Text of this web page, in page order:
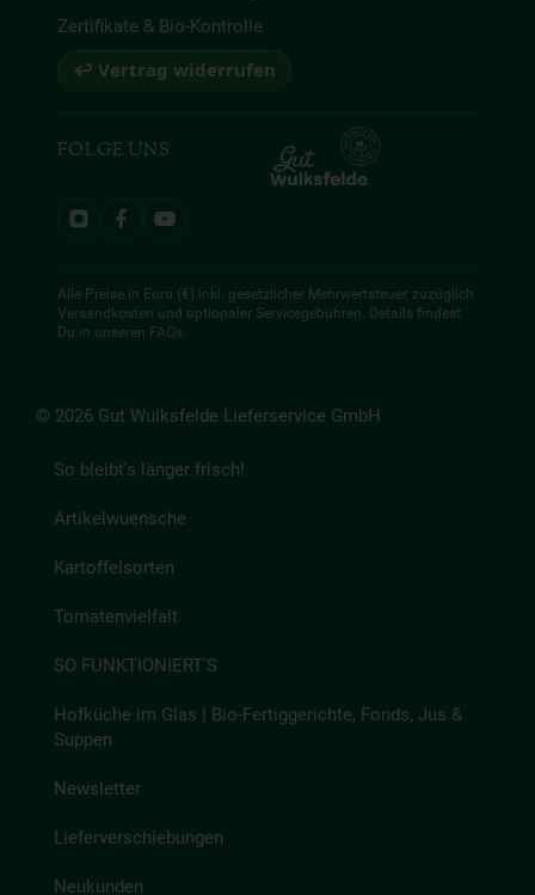
Zertifikate & Bio-Kontrolle
↩ Vertrag widerrufen
FOLGE UNS
Alle Preise in Euro (€) inkl. gesetzlicher Mehrwertsteuer, zuzüglich
Versandkosten und optionaler Servicegebühren. Details findest
Du in unseren FAQs.
© 2026 Gut Wulksfelde Lieferservice GmbH
So bleibt's länger frisch!
Artikelwuensche
Kartoffelsorten
Tomatenvielfalt
SO FUNKTIONIERT'S
Hofküche im Glas | Bio-Fertiggerichte, Fonds, Jus &
Suppen
Newsletter
Lieferverschiebungen
Neukunden